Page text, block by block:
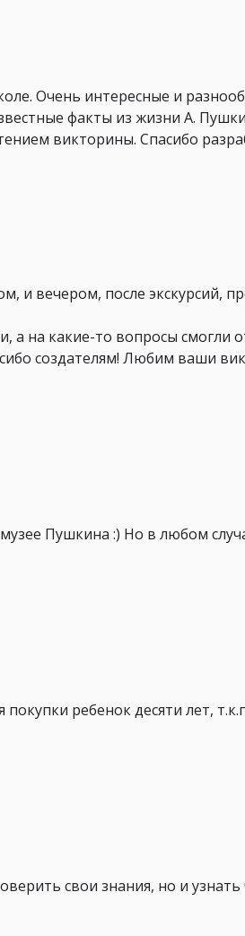
Очень интересные и
факты из жизни А.
викторины. Спасибо
вечером, после экскурсий,
а на какие-то вопросы смогли
создателям! Любим ваши
Пушкина :) Но в любом
ребенок десяти лет,
свои знания, но и